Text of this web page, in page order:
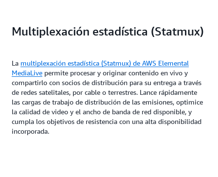
Multiplexación estadística (Statmux)
La multiplexación estadística (Statmux) de AWS Elemental
MediaLive permite procesar y originar contenido en vivo y
compartirlo con socios de distribución para su entrega a través
de redes satelitales, por cable o terrestres. Lance rápidamente
las cargas de trabajo de distribución de las emisiones, optimice
la calidad de video y el ancho de banda de red disponible, y
cumpla los objetivos de resistencia con una alta disponibilidad
incorporada.